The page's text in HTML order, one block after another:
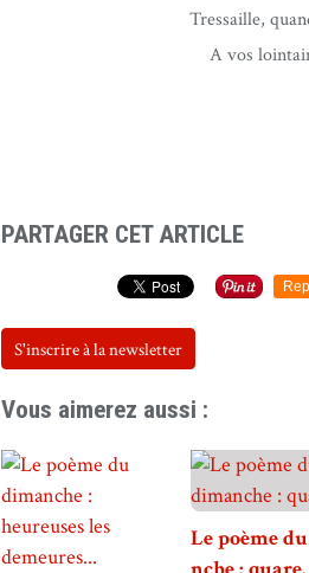
Tressaille,
A vos
PARTAGER CET ARTICLE
S'inscrire à la newsletter
Vous aimerez aussi :
Le poème